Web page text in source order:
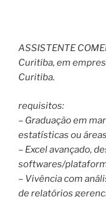
ASSISTENTE
Curitiba, em
Curitiba.
requisitos:
– Graduação em
estatísticas ou
– Excel avançado,
softwares/
– Vivência com
de relatórios